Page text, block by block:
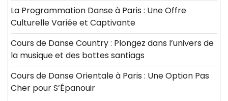
La Programmation Danse à Paris : Une Offre
Culturelle Variée et Captivante
Cours de Danse Country : Plongez dans l’univers de
la musique et des bottes santiags
Cours de Danse Orientale à Paris : Une Option Pas
Cher pour S’Épanouir